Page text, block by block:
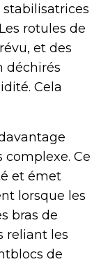
rotules de
et des
déchirés
Cela
complexe. Ce
et émet
lorsque les
bras de
reliant les
de